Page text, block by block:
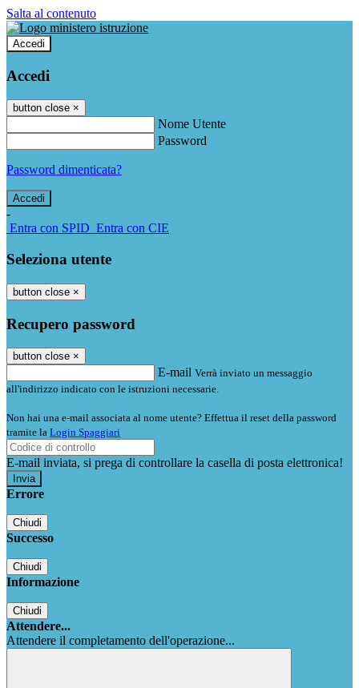
Salta al contenuto
Accedi
Accedi
button close ×
Nome Utente
Password
Password dimenticata?
-
Entra con SPID Entra con CIE
Seleziona utente
button close ×
Recupero password
button close ×
E-mail Verrà inviato un messaggio
all'indirizzo indicato con le istruzioni necessarie.
Non hai una e-mail associata al nome utente? Effettua il reset della password
tramite la Login Spaggiari
E-mail inviata, si prega di controllare la casella di posta elettronica!
Errore
Chiudi
Successo
Chiudi
Informazione
Chiudi
Attendere...
Attendere il completamento dell'operazione...